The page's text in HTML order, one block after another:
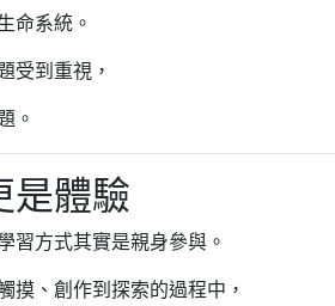
命系統。
受到重視，
。
是體驗
習方式其實是親身參與。
摸、創作到探索的過程中，